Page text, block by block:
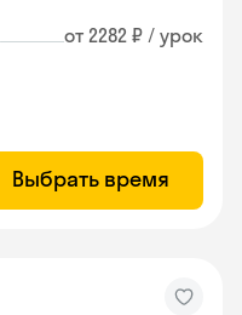
от 2282 ₽ / урок
Выбрать время